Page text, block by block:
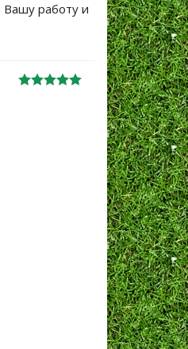
Вашу работу и
Большое
уже не
Жанна
06.10.2024